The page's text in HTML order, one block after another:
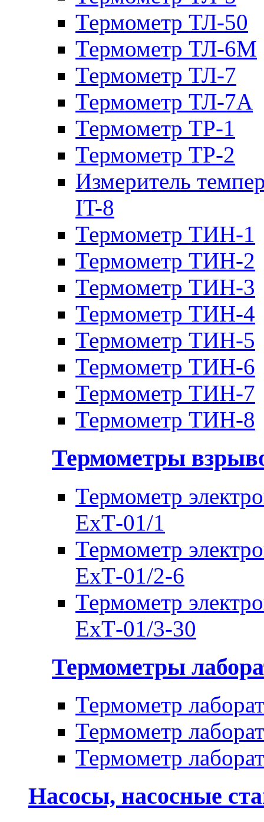
Термометр ТЛ-50
Термометр ТЛ-6М
Термометр ТЛ-7
Термометр ТЛ-7А
Термометр ТР-1
Термометр ТР-2
Измеритель
IT-8
Термометр ТИН-1
Термометр ТИН-2
Термометр ТИН-3
Термометр ТИН-4
Термометр ТИН-5
Термометр ТИН-6
Термометр ТИН-7
Термометр ТИН-8
Термометры
Термометр
ЕхТ-01/1
Термометр
ЕхТ-01/2-6
Термометр
ЕхТ-01/3-30
Термометры
Термометр
Термометр
Термометр
Насосы, насосные